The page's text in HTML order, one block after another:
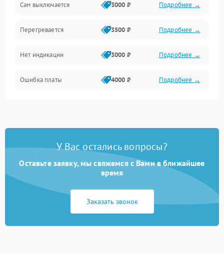
Сам выключается 3000 ₽ Подробнее →
Перегревается 3500 ₽ Подробнее →
Нет индикации 3000 ₽ Подробнее →
Ошибка платы 4000 ₽ Подробнее →
У Вас остались вопросы?
Оставьте заявку, мы свяжемся с Вами в ближайшее
время
Заказать звонок